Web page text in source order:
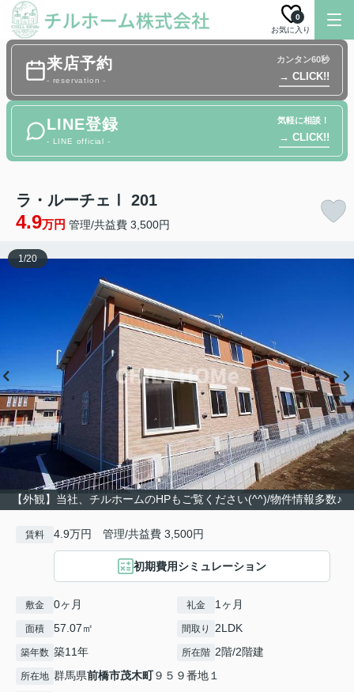
お気に入り
0
来店予約
- reservation -
カンタン60秒
→ CLICK!!
LINE登録
- LINE official -
気軽に相談！
→ CLICK!!
ラ・ルーチェⅠ 201
4.9万円 管理/共益費 3,500円
【外観】当社、チルホームのHPもご覧ください(^^)/物件情報多数♪
1/20
賃料 4.9万円 管理/共益費 3,500円
初期費用シミュレーション
敷金 0ヶ月 礼金 1ヶ月
面積 57.07㎡ 間取り 2LDK
築年数 築11年 所在階 2階/2階建
所在地 群馬県前橋市茂木町９５９番地１